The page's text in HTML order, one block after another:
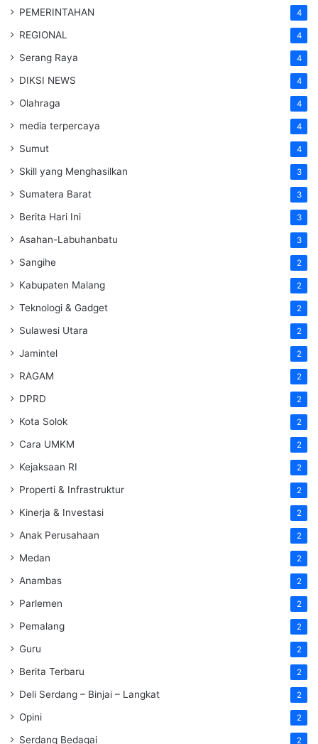
PEMERINTAHAN 4
REGIONAL 4
Serang Raya 4
DIKSI NEWS 4
Olahraga 4
media terpercaya 4
Sumut 4
Skill yang Menghasilkan 3
Sumatera Barat 3
Berita Hari Ini 3
Asahan-Labuhanbatu 3
Sangihe 2
Kabupaten Malang 2
Teknologi & Gadget 2
Sulawesi Utara 2
Jamintel 2
RAGAM 2
DPRD 2
Kota Solok 2
Cara UMKM 2
Kejaksaan RI 2
Properti & Infrastruktur 2
Kinerja & Investasi 2
Anak Perusahaan 2
Medan 2
Anambas 2
Parlemen 2
Pemalang 2
Guru 2
Berita Terbaru 2
Deli Serdang – Binjai – Langkat 2
Opini 2
Serdang Bedagai 2